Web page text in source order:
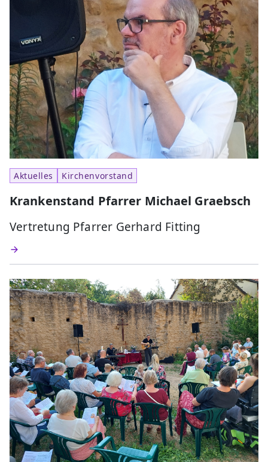
Aktuelles Kirchenvorstand
Krankenstand Pfarrer Michael Graebsch
Vertretung Pfarrer Gerhard Fitting